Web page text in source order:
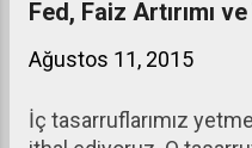
Fed, Faiz Artırımı
Ağustos 11, 2015
İç tasarruflarımız